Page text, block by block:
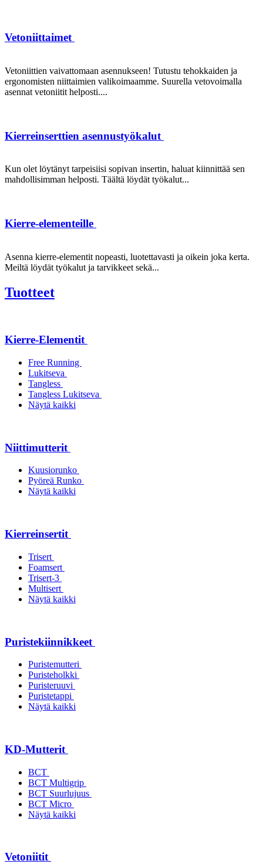
Vetoniittaimet
Vetoniittien vaivattomaan asennukseen! Tutustu tehokkaiden ja
ergonomisten niittaimien valikoimaamme. Suurella vetovoimalla
asennat vetoniitit helposti....
Kierreinserttien asennustyökalut
Kun olet löytänyt tarpeisiisi sopivan insertin, haluat kiinnittää sen
mahdollisimman helposti. Täältä löydät työkalut...
Kierre-elementeille
Asenna kierre-elementit nopeasti, luotettavasti ja oikein joka kerta.
Meiltä löydät työkalut ja tarvikkeet sekä...
Tuotteet
Kierre-Elementit
Free Running
Lukitseva
Tangless
Tangless Lukitseva
Näytä kaikki
Niittimutterit
Kuusiorunko
Pyöreä Runko
Näytä kaikki
Kierreinsertit
Trisert
Foamsert
Trisert-3
Multisert
Näytä kaikki
Puristekiinnikkeet
Puristemutteri
Puristeholkki
Puristeruuvi
Puristetappi
Näytä kaikki
KD-Mutterit
BCT
BCT Multigrip
BCT Suurlujuus
BCT Micro
Näytä kaikki
Vetoniitit